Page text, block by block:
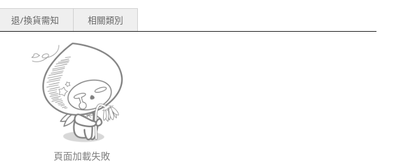
退/換貨需知 相關類別
頁面加載失敗